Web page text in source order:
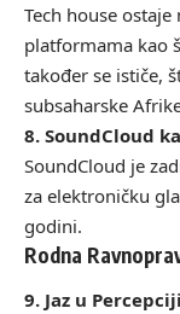
Tech house
platformama kao
također se ističe,
subsaharske
8. SoundCloud
SoundCloud je
za elektroničku
godini.
Rodna
9. Jaz u